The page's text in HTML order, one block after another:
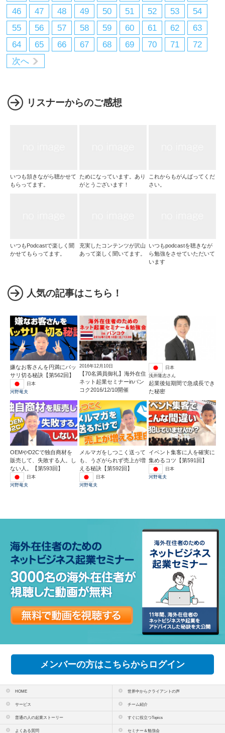
46
47 48 49 50 51 52 53
54
55
56 57 58 59 60 61 62
63
64
65 66 67 68 69 70 71
72
次へ
リスナーからのご感想
いつも頷きながら聴かせて
もらってます。
ためになっています。あり
がとうございます！
これからもがんばってくだ
さい。
いつもPodcastで楽しく聞
かせてもらってます。
充実したコンテンツが沢山
あって楽しく聞いてます。
いつもpodcastを聴きなが
ら勉強をさせていただいて
います
人気の記事はこちら！
嫌なお客さんを円満にバッ
サリ切る秘訣【第562回】
日本
河野竜夫
2016年12月10日
【70名満員御礼】海外在住
ネット起業セミナーinバン
コク2016/12/10開催
日本
浅井隆志さん
起業後短期間で急成長でき
た秘密
OEMやD2Cで独自商材を
販売して、失敗する人。し
ない人。【第593回】
日本
河野竜夫
メルマガをしつこく送って
も、うざがられず売上が増
える秘訣【第592回】
日本
河野竜夫
イベント集客に人を確実に
集めるコツ【第591回】
日本
河野竜夫
メンバーの方はこちらからログイン
HOME 世界中からクライアントの声
サービス チーム紹介
普通の人の起業ストーリー すぐに役立つTopics
よくある質問 セミナー＆勉強会